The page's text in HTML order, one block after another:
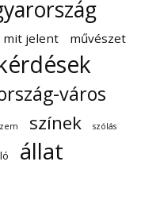
mit jelent művészet
város
színek szólás
állat